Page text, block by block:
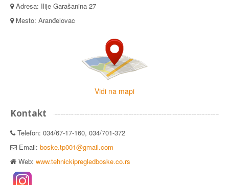
Adresa: Ilije Garašanina 27
Mesto: Aranđelovac
Vidi na mapi
Kontakt
Telefon: 034/67-17-160, 034/701-372
Email: boske.tp001@gmail.com
Web: www.tehnickipregledboske.co.rs